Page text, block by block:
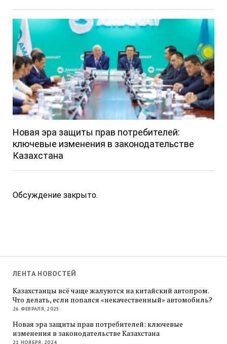
Новая эра защиты прав потребителей:
ключевые изменения в законодательстве
Казахстана
Обсуждение закрыто.
ЛЕНТА НОВОСТЕЙ
Казахстанцы всё чаще жалуются на китайский автопром.
Что делать, если попался «некачественный» автомобиль?
26 ФЕВРАЛЯ, 2025
Новая эра защиты прав потребителей: ключевые
изменения в законодательстве Казахстана
21 НОЯБРЯ, 2024